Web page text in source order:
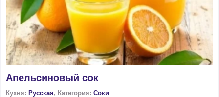
Апельсиновый сок
Кухня: Русская, Категория: Соки